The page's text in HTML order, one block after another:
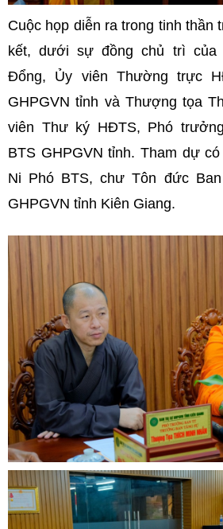
Cuộc họp diễn ra trong tinh thần
kết, dưới sự đồng chủ trì của
Đổng, Ủy viên Thường trực
GHPGVN tỉnh và Thượng tọa
viên Thư ký HĐTS, Phó
BTS GHPGVN tỉnh. Tham dự
Ni Phó BTS, chư Tôn đức
GHPGVN tỉnh Kiên Giang.